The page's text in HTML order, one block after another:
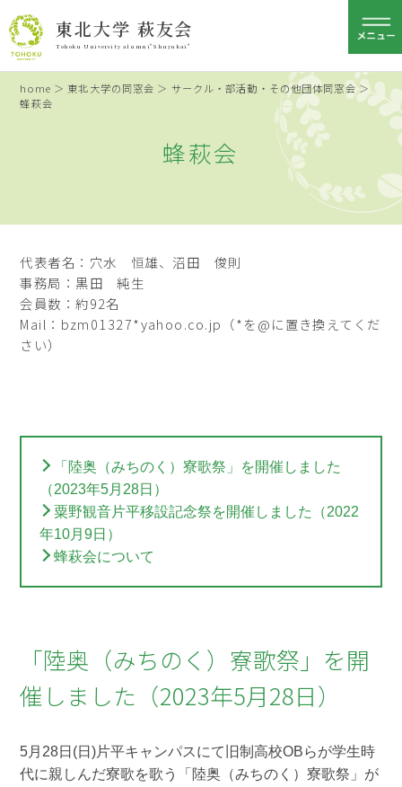
東北大学 萩友会
Tohoku University alumni"Shuyukai"
home ＞ 東北大学の同窓会 ＞ サークル・部活動・その他団体同窓会＞
蜂萩会
蜂萩会
代表者名：穴水 恒雄、沼田 俊則
事務局：黒田 純生
会員数：約92名
Mail：bzm01327*yahoo.co.jp（*を@に置き換えてくだ
さい）
「陸奥（みちのく）寮歌祭」を開催しました
（2023年5月28日）
粟野観音片平移設記念祭を開催しました（2022
年10月9日）
蜂萩会について
「陸奥（みちのく）寮歌祭」を開
催しました（2023年5月28日）
5月28日(日)片平キャンパスにて旧制高校OBらが学生時
代に親しんだ寮歌を歌う「陸奥（みちのく）寮歌祭」が